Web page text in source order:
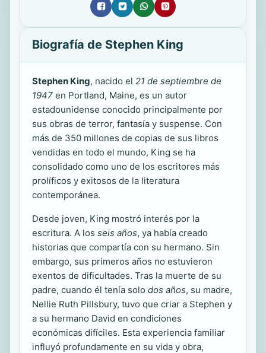
Biografía de Stephen King
Stephen King, nacido el 21 de septiembre de
1947 en Portland, Maine, es un autor
estadounidense conocido principalmente por
sus obras de terror, fantasía y suspense. Con
más de 350 millones de copias de sus libros
vendidas en todo el mundo, King se ha
consolidado como uno de los escritores más
prolíficos y exitosos de la literatura
contemporánea.
Desde joven, King mostró interés por la
escritura. A los seis años, ya había creado
historias que compartía con su hermano. Sin
embargo, sus primeros años no estuvieron
exentos de dificultades. Tras la muerte de su
padre, cuando él tenía solo dos años, su madre,
Nellie Ruth Pillsbury, tuvo que criar a Stephen y
a su hermano David en condiciones
económicas difíciles. Esta experiencia familiar
influyó profundamente en su vida y obra,